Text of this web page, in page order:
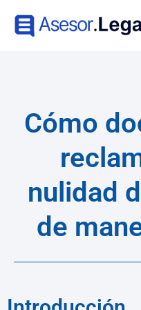
Cómo
nulidad
de